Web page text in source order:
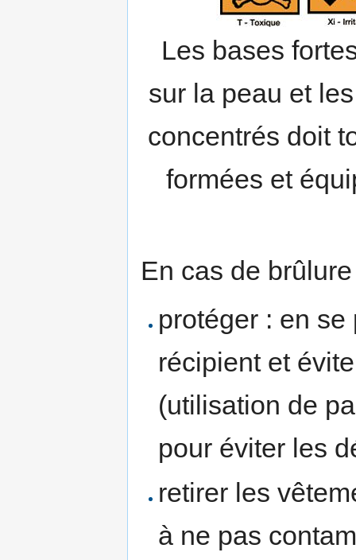
Les bases
sur la peau et
concentrés doit
formées et
En cas de
protéger : en
récipient et
(utilisation de
pour éviter les
retirer les
à ne pas